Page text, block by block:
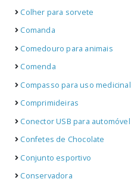
Colher para sorvete
Comanda
Comedouro para animais
Comenda
Compasso para uso medicinal
Comprimideiras
Conector USB para automóvel
Confetes de Chocolate
Conjunto esportivo
Conservadora